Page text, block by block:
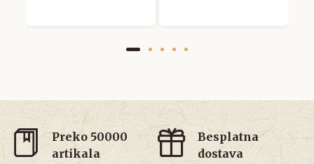
Preko 50000
artikala
Besplatna
dostava